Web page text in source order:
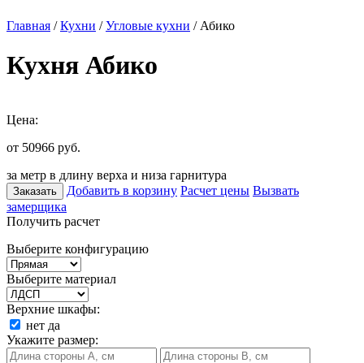
Главная /Кухни /Угловые кухни / Абико
Кухня Абико
Цена:
от 50966 руб.
за метр в длину верха и низа гарнитура
Заказать Добавить в корзину Расчет цены Вызвать
замерщика
Получить расчет
Выберите конфигурацию
Выберите материал
Верхние шкафы:
нет да
Укажите размер: